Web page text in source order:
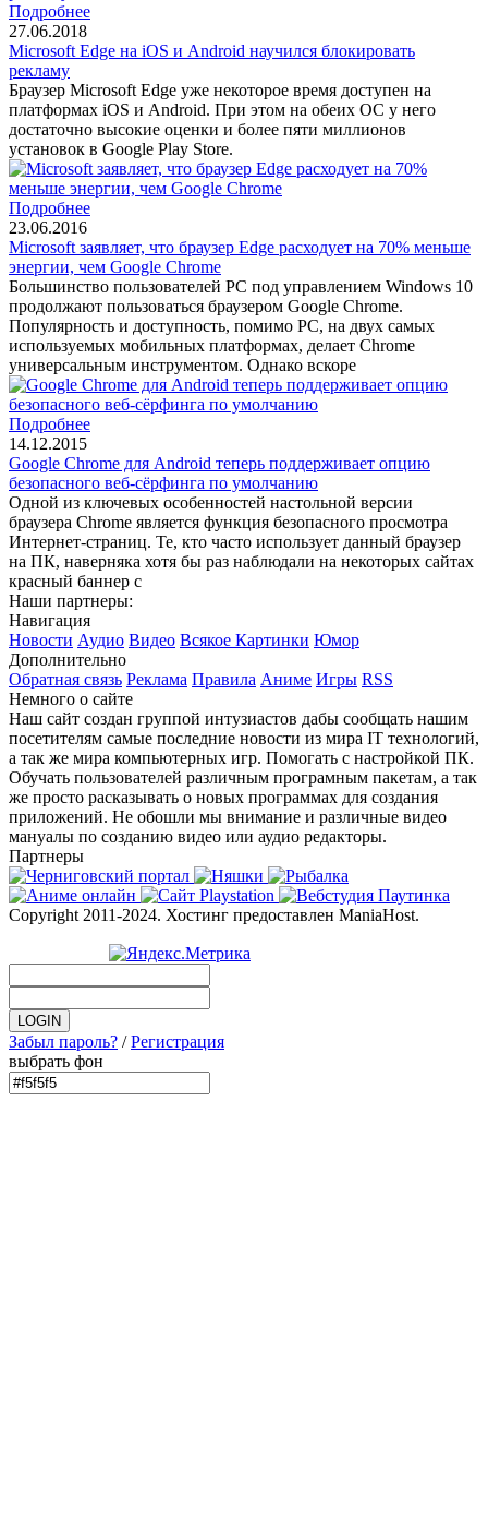
Подробнее
27.06.2018
Microsoft Edge на iOS и Android научился блокировать
рекламу
Браузер Microsoft Edge уже некоторое время доступен на
платформах iOS и Android. При этом на обеих ОС у него
достаточно высокие оценки и более пяти миллионов
установок в Google Play Store.
Подробнее
23.06.2016
Microsoft заявляет, что браузер Edge расходует на 70% меньше
энергии, чем Google Chrome
Большинство пользователей PC под управлением Windows 10
продолжают пользоваться браузером Google Chrome.
Популярность и доступность, помимо PC, на двух самых
используемых мобильных платформах, делает Chrome
универсальным инструментом. Однако вскоре
Подробнее
14.12.2015
Google Chrome для Android теперь поддерживает опцию
безопасного веб-сёрфинга по умолчанию
Одной из ключевых особенностей настольной версии
браузера Chrome является функция безопасного просмотра
Интернет-страниц. Те, кто часто использует данный браузер
на ПК, наверняка хотя бы раз наблюдали на некоторых сайтах
красный баннер с
Наши партнеры:
Навигация
Новости Аудио Видео Всякое Картинки Юмор
Дополнительно
Обратная связь Реклама Правила Аниме Игры RSS
Немного о сайте
Наш сайт создан группой интузиастов дабы сообщать нашим
посетителям самые последние новости из мира IT технологий,
а так же мира компьютерных игр. Помогать с настройкой ПК.
Обучать пользователей различным програмным пакетам, а так
же просто расказывать о новых программах для создания
приложений. Не обошли мы внимание и различные видео
мануалы по созданию видео или аудио редакторы.
Партнеры
Copyright 2011-2024. Хостинг предоставлен ManiaHost.
Забыл пароль? /Регистрация
выбрать фон